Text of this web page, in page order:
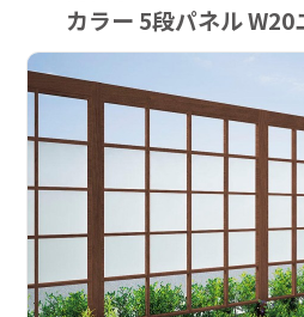
カラー 5段パネル W20